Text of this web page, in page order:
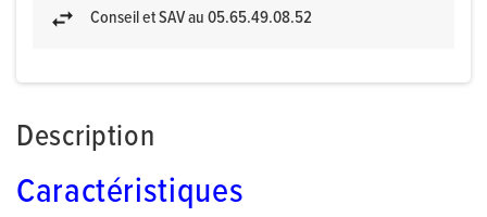
Conseil et SAV au 05.65.49.08.52
Description
Caractéristiques